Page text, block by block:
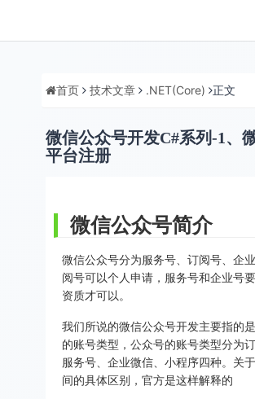
首页 技术文章 .NET(Core) 正文
微信公众号开发C#系列-1、
平台注册
微信公众号简介
微信公众号分为服务号、订阅号、企
阅号可以个人申请，服务号和企业号
资质才可以。
我们所说的微信公众号开发主要指的
的账号类型，公众号的账号类型分为订
服务号、企业微信、小程序四种。关
间的具体区别，官方是这样解释的